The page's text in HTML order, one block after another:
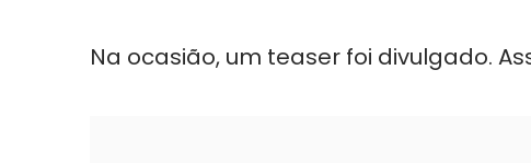
Na ocasião, um teaser foi divulgado.